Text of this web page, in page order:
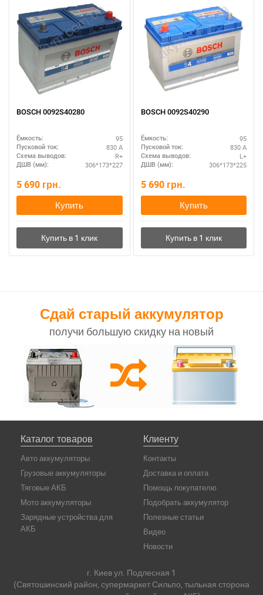
BOSCH 0092S40280
Ёмкость: 95
Пусковой ток: 830 А
Схема выводов: R+
ДШВ (мм): 306*173*227
5 690 грн.
Купить
BOSCH 0092S40290
Ёмкость: 95
Пусковой ток: 830 А
Схема выводов: L+
ДШВ (мм): 306*173*225
5 690 грн.
Купить
Сдай старый аккумулятор
получи большую скидку на новый
Каталог товаров
Авто аккумуляторы
Грузовые аккумуляторы
Тяговые АКБ
Мото аккумуляторы
Зарядные устройства для
АКБ
Клиенту
Контакты
Доставка и оплата
Помощь покупателю
Подобрать аккумулятор
Полезные статьи
Видео
Новости
г. Киев ул. Подлесная 1
(Святошинский район, супермаркет Сильпо, тыльная сторона